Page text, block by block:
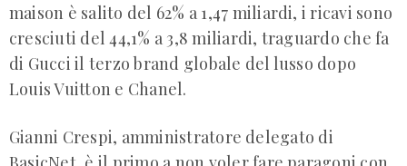
maison è salito del 62% a 1,47 miliardi, i ricavi sono
cresciuti del 44,1% a 3,8 miliardi, traguardo che fa
di Gucci il terzo brand globale del lusso dopo
Louis Vuitton e Chanel.
Gianni Crespi, amministratore delegato di